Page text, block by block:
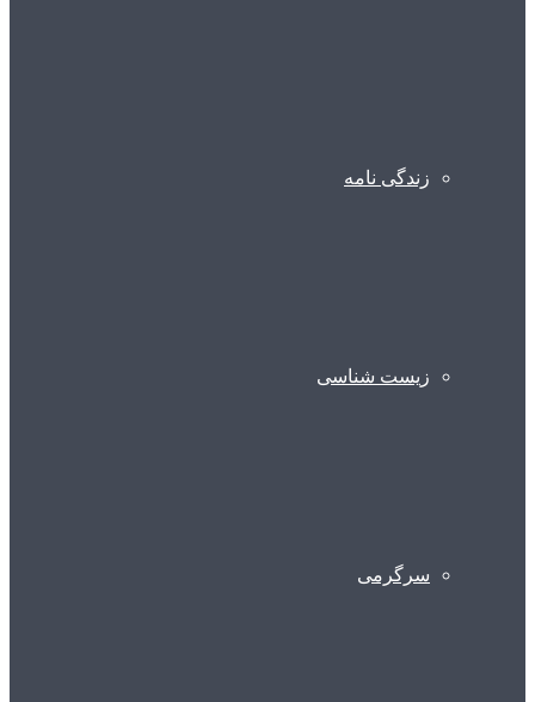
زندگی نامه
زیست شناسی
سرگرمی